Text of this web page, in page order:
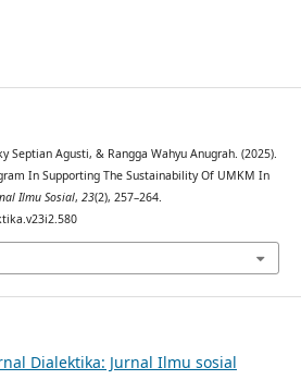
Septian Agusti, & Rangga Wahyu Anugrah. (2025).
In Supporting The Sustainability Of UMKM In
Ilmu Sosial, 23(2), 257–264.
Dialektika: Jurnal Ilmu sosial